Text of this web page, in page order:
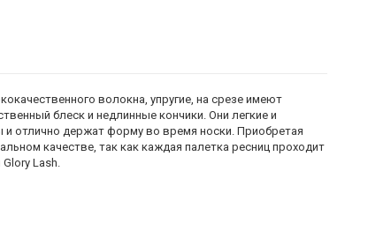
волокна, упругие, на срезе имеют
блеск и недлинные кончики. Они легкие и
отлично держат форму во время носки. Приобретая
качестве, так как каждая палетка ресниц проходит
Lash.